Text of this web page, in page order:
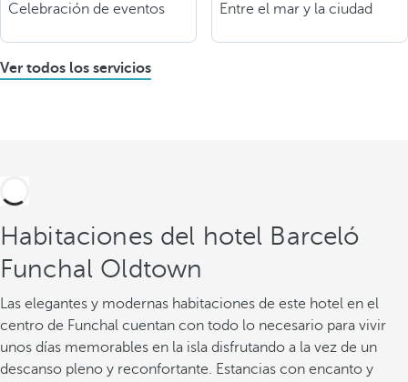
Celebración de eventos Entre el mar y la ciudad
Ver todos los servicios
Habitaciones del hotel Barceló
Funchal Oldtown
Las elegantes y modernas habitaciones de este hotel en el
centro de Funchal cuentan con todo lo necesario para vivir
unos días memorables en la isla disfrutando a la vez de un
descanso pleno y reconfortante. Estancias con encanto y